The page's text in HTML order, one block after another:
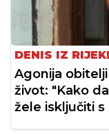
DENIS IZ
Agonija
život: "Kako
žele isključiti s